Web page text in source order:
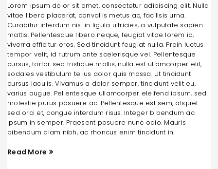
Lorem ipsum dolor sit amet, consectetur adipiscing elit. Nulla
vitae libero placerat, convallis metus ac, facilisis urna.
Curabitur interdum nisl in ligula ultricies, a vulputate sapien
mattis. Pellentesque libero neque, feugiat vitae lorem id,
viverra efficitur eros. Sed tincidunt feugiat nulla. Proin luctus
tempor velit, id rutrum ante scelerisque vel. Pellentesque
cursus, tortor sed tristique mollis, nulla est ullamcorper elit,
sodales vestibulum tellus dolor quis massa. Ut tincidunt
cursus iaculis. Vivamus a dolor semper, tincidunt velit eu,
varius augue. Pellentesque ullamcorper eleifend ipsum, sed
molestie purus posuere ac. Pellentesque est sem, aliquet
sed orci et, congue interdum risus. Integer bibendum ac
ipsum in semper. Praesent posuere nunc odio. Mauris
bibendum diam nibh, ac rhoncus enim tincidunt in.
Read More